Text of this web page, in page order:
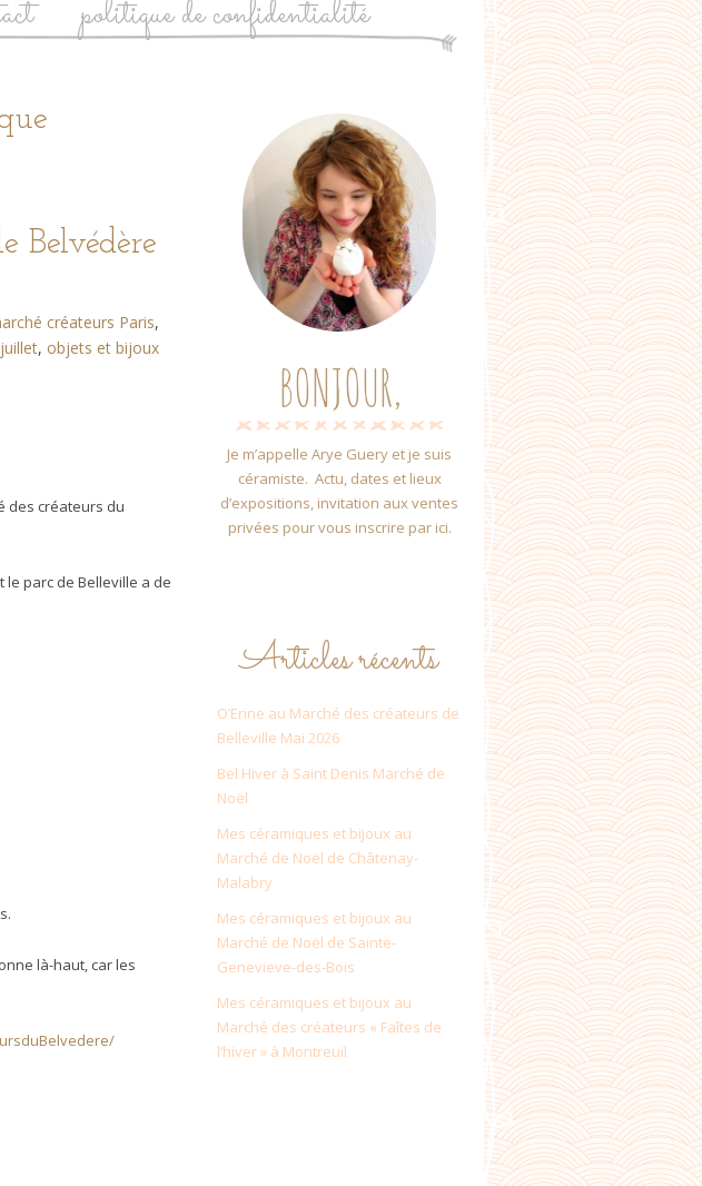
politique de confidentialité
Belvédère
créateurs Paris,
, objets et bijoux
des créateurs du
parc de Belleville a de
là-haut, car les
BONJOUR,
Je m’appelle Arye Guery et je suis
céramiste. Actu, dates et lieux
d’expositions, invitation aux ventes
privées pour vous inscrire par ici.
Articles récents
O’Erine au Marché des créateurs de
Belleville Mai 2026
Bel Hiver à Saint Denis Marché de
Noël
Mes céramiques et bijoux au
Marché de Noël de Châtenay-
Malabry
Mes céramiques et bijoux au
Marché de Noël de Sainte-
Genevieve-des-Bois
Mes céramiques et bijoux au
Marché des créateurs « Faîtes de
l’hiver » à Montreuil